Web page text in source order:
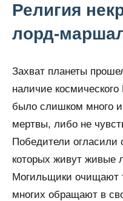
Религия
лорд-
Захват планеты
наличие
было слишком много
мертвы, либо не
Победители огласили
которых живут живые
Могильщики очищают
многих обращают в